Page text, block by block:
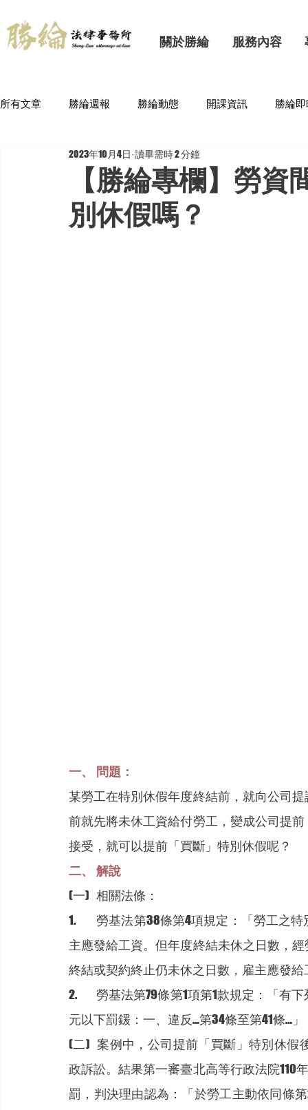
關於勝綸 服務內容
所有文章 勝綸週報 勝綸動態 開課資訊 勝綸
【勝綸專欄】勞
別休假嗎？
2023年10月4日 讀畢需時 2 分鐘
一、	問題：
某勞工在特別休假年度終結前，就向公司
前就先將未休工資給付勞工，變成公司提
接受，就可以提前「買斷」特別休假呢？
二、	解說
(一)	相關法條：
1.	勞基法第38條第4項規定：「勞工之特別休假，因年度終結或契約終止而未休之日數，雇
主應發給工資。但年度終結未休之日數，
終結或契約終止仍未休之日數，雇主應發給
2.	勞基法第79條第1項第1款規定：「有下列各款規定行為之一者，處新臺幣2萬元以上100萬
元以下罰鍰：一、違反…第34條至第41條…」
(二)	案例中，公司提前「買斷」特別休假後，經勞動檢查並受主管機關裁罰，公司就提起行
政訴訟。結果第一審臺北高等行政法院110
罰，判決理由認為：「於勞工主動依同條